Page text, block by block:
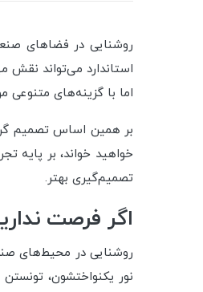
روشنایی در فضاهای
استاندارد می‌تواند نقش
اما با گزینه‌های متنوعی
بر همین اساس تصمیم
خواهید خواند، بر پایه
تصمیم‌گیری بهتر.
اگر فرصت
نور یکنواختشون،